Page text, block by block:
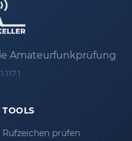
Amateurfunkprüfung
TOOLS
Rufzeichen prüfen